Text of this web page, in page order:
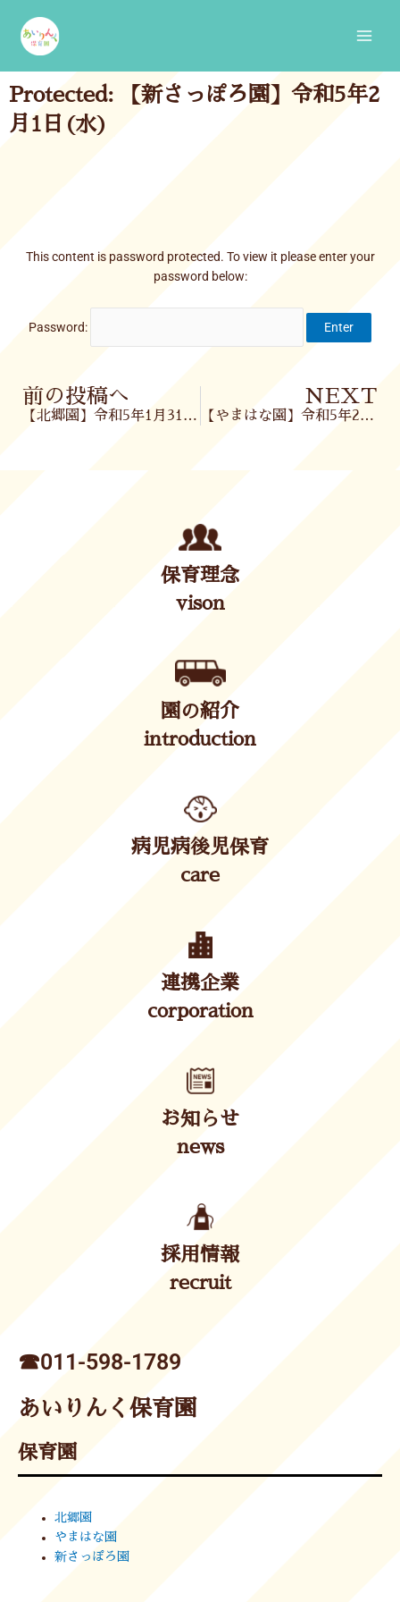
content
Protected: 【新さっぽろ園】令和5年2
月1日(水)
This content is password protected. To view it please enter your
password below:
Password:
Prev
前の投稿へ
【北郷園】令和5年1月31日(火)
NEXT
【やまはな園】令和5年2月1日(水)
保育理念
vison
園の紹介
introduction
病児病後児保育
care
連携企業
corporation
お知らせ
news
採用情報
recruit
☎︎011-598-1789
あいりんく保育園
保育園
北郷園
やまはな園
新さっぽろ園